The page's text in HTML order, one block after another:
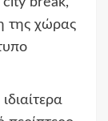
της χώρας